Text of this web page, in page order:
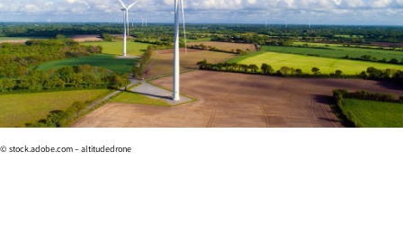
© stock.adobe.com – altitudedrone